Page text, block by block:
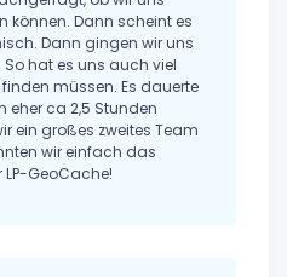
Dann scheint es
Dann gingen wir uns
hat es uns auch viel
müssen. Es dauerte
eher ca 2,5 Stunden
ein großes zweites Team
wir einfach das
LP-GeoCache!